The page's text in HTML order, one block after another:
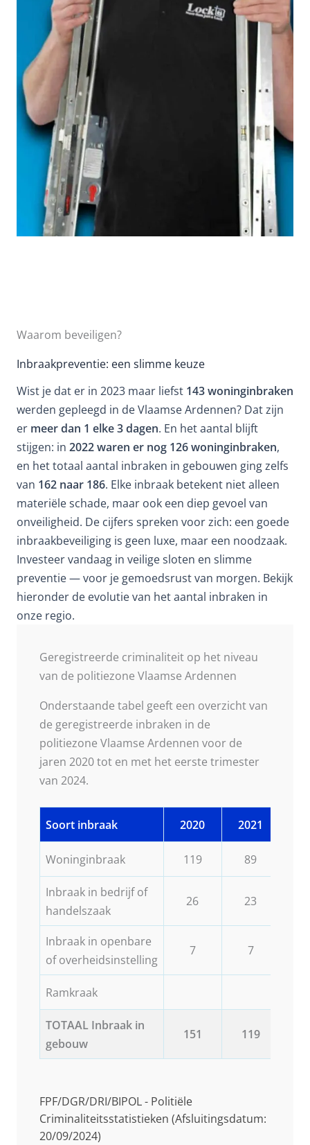
Waarom beveiligen?
Inbraakpreventie: een slimme keuze
Wist je dat er in 2023 maar liefst 143 woninginbraken
werden gepleegd in de Vlaamse Ardennen? Dat zijn
er meer dan 1 elke 3 dagen. En het aantal blijft
stijgen: in 2022 waren er nog 126 woninginbraken,
en het totaal aantal inbraken in gebouwen ging zelfs
van 162 naar 186. Elke inbraak betekent niet alleen
materiële schade, maar ook een diep gevoel van
onveiligheid. De cijfers spreken voor zich: een goede
inbraakbeveiliging is geen luxe, maar een noodzaak.
Investeer vandaag in veilige sloten en slimme
preventie — voor je gemoedsrust van morgen. Bekijk
hieronder de evolutie van het aantal inbraken in
onze regio.
Geregistreerde criminaliteit op het niveau
van de politiezone Vlaamse Ardennen
Onderstaande tabel geeft een overzicht van
de geregistreerde inbraken in de
politiezone Vlaamse Ardennen voor de
jaren 2020 tot en met het eerste trimester
van 2024.
Soort inbraak 2020 2021
Woninginbraak 119 89
Inbraak in bedrijf of
handelszaak
26 23
Inbraak in openbare
of overheidsinstelling
7 7
Ramkraak
TOTAAL Inbraak in
gebouw
151 119
FPF/DGR/DRI/BIPOL - Politiële
Criminaliteitsstatistieken (Afsluitingsdatum:
20/09/2024)